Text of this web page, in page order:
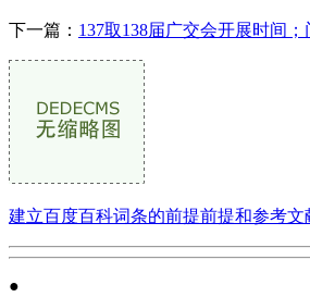
下一篇： 137取138届广交会开展时间
建立百度百科词条的前提前提和参考文
●